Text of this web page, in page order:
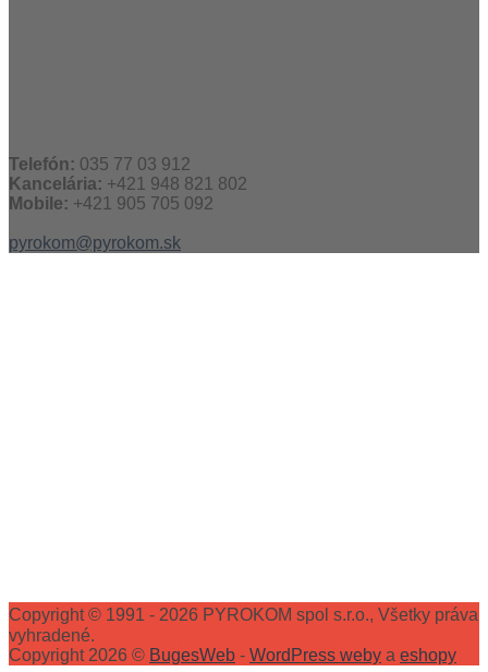
Telefón: 035 77 03 912
Kancelária: +421 948 821 802
Mobile: +421 905 705 092
pyrokom@pyrokom.sk
Copyright © 1991 - 2026 PYROKOM spol s.r.o., Všetky práva
vyhradené.
Copyright 2026 © BugesWeb - WordPress weby a eshopy